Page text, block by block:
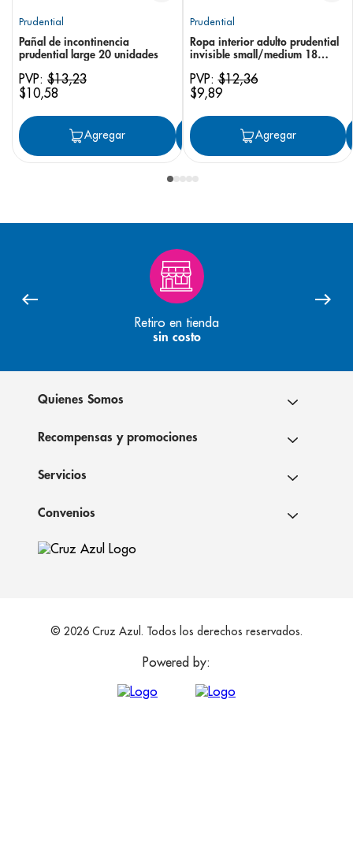
Prudential
Pañal de incontinencia
prudential large 20 unidades
PVP: $13,23
$10,58
Agregar Agregar
Prudential
Ropa interior adulto prudential
invisible small/medium 18
PVP:$12,36
$9,89
Agregar
Retiro en tienda
sin costo
Quienes Somos
Recompensas y promociones
Servicios
Convenios
© 2026 Cruz Azul. Todos los derechos reservados.
Powered by: